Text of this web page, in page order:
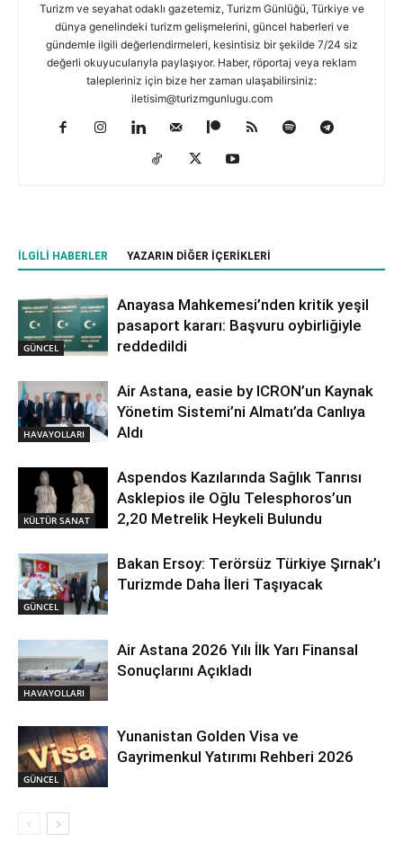
Turizm ve seyahat odaklı gazetemiz, Turizm Günlüğü, Türkiye ve
dünya genelindeki turizm gelişmelerini, güncel haberleri ve
gündemle ilgili değerlendirmeleri, kesintisiz bir şekilde 7/24 siz
değerli okuyucularıyla paylaşıyor. Haber, röportaj veya reklam
talepleriniz için bize her zaman ulaşabilirsiniz:
iletisim@turizmgunlugu.com
İLGILI HABERLER YAZARIN DIĞER İÇERIKLERI
GÜNCEL
Anayasa Mahkemesi’nden kritik yeşil
pasaport kararı: Başvuru oybirliğiyle
reddedildi
HAVAYOLLARI
Air Astana, easie by ICRON’un Kaynak
Yönetim Sistemi’ni Almatı’da Canlıya
Aldı
KÜLTÜR SANAT
Aspendos Kazılarında Sağlık Tanrısı
Asklepios ile Oğlu Telesphoros’un
2,20 Metrelik Heykeli Bulundu
GÜNCEL
Bakan Ersoy: Terörsüz Türkiye Şırnak’ı
Turizmde Daha İleri Taşıyacak
HAVAYOLLARI
Air Astana 2026 Yılı İlk Yarı Finansal
Sonuçlarını Açıkladı
GÜNCEL
Yunanistan Golden Visa ve
Gayrimenkul Yatırımı Rehberi 2026